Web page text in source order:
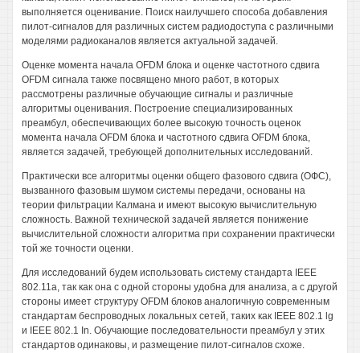
выполняется оценивание. Поиск наилучшего способа добавления
пилот-сигналов для различных систем радиодоступа с различными
моделями радиоканалов является актуальной задачей.
Оценке момента начала OFDM блока и оценке частотного сдвига
OFDM сигнала также посвящено много работ, в которых
рассмотрены различные обучающие сигналы и различные
алгоритмы оценивания. Построение специализированных
преамбул, обеспечивающих более высокую точность оценок
момента начала OFDM блока и частотного сдвига OFDM блока,
является задачей, требующей дополнительных исследований.
Практически все алгоритмы оценки общего фазового сдвига (ОФС),
вызванного фазовым шумом системы передачи, основаны на
теории фильтрации Калмана и имеют высокую вычислительную
сложность. Важной технической задачей является понижение
вычислительной сложности алгоритма при сохранении практически
той же точности оценки.
Для исследований будем использовать систему стандарта IEEE
802.11а, так как она с одной стороны удобна для анализа, а с другой
стороны имеет структуру OFDM блоков аналогичную современным
стандартам беспроводных локальных сетей, таких как IEEE 802.1 lg
и IEEE 802.1 In. Обучающие последовательности преамбул у этих
стандартов одинаковы, и размещение пилот-сигналов схоже.